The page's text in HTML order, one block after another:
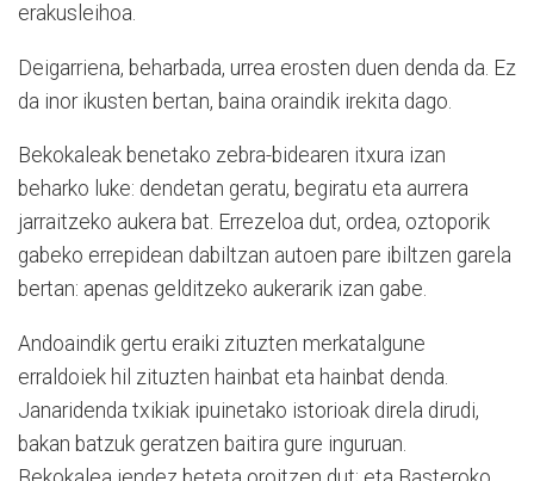
erakusleihoa.
Deigarriena, beharbada, urrea erosten duen denda da. Ez
da inor ikusten bertan, baina oraindik irekita dago.
Bekokaleak benetako zebra-bidearen itxura izan
beharko luke: dendetan geratu, begiratu eta aurrera
jarraitzeko aukera bat. Errezeloa dut, ordea, oztoporik
gabeko errepidean dabiltzan autoen pare ibiltzen garela
bertan: apenas gelditzeko aukerarik izan gabe.
Andoaindik gertu eraiki zituzten merkatalgune
erraldoiek hil zituzten hainbat eta hainbat denda.
Janaridenda txikiak ipuinetako istorioak direla dirudi,
bakan batzuk geratzen baitira gure inguruan.